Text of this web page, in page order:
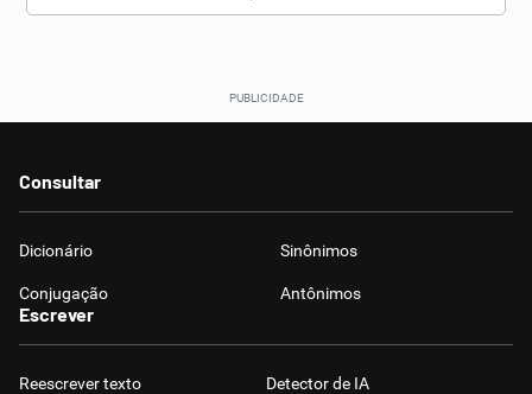
Consultar
Dicionário Sinônimos
Conjugação Antônimos
Escrever
Reescrever texto Detector de IA